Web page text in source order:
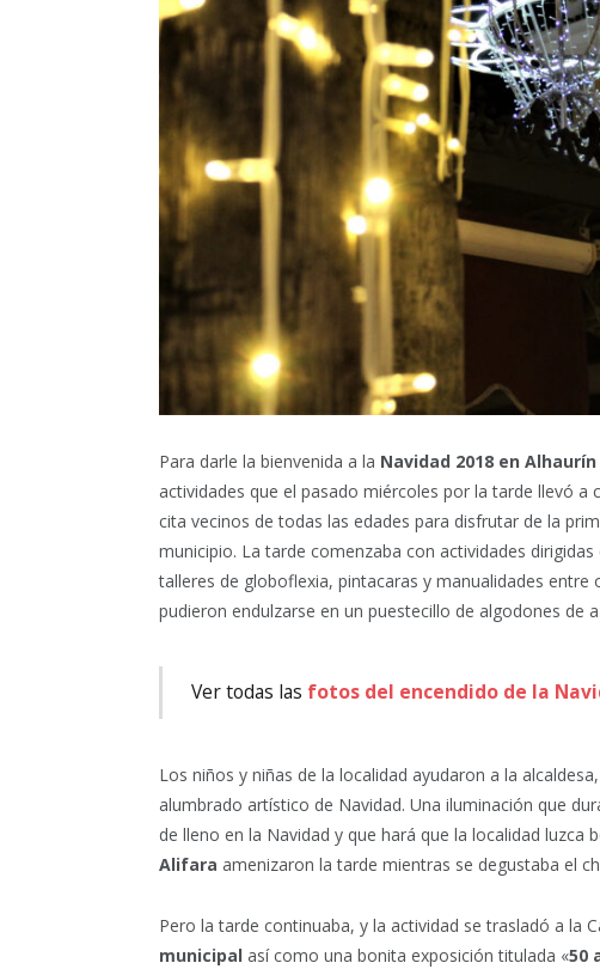
Para darle la bienvenida a la Navidad 2018 en
actividades que el pasado miércoles por la tarde llevó a
cita vecinos de todas las edades para disfrutar de la
municipio. La tarde comenzaba con actividades
talleres de globoflexia, pintacaras y manualidades
pudieron endulzarse en un puestecillo de algodones de
Ver todas las fotos del encendido de la
Los niños y niñas de la localidad ayudaron a la alcaldesa,
alumbrado artístico de Navidad. Una iluminación que
de lleno en la Navidad y que hará que la localidad luzca
Alifara amenizaron la tarde mientras se degustaba el
Pero la tarde continuaba, y la actividad se trasladó a la
municipal así como una bonita exposición titulada «50